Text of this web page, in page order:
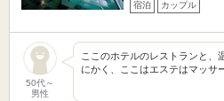
宿泊 カップル
50代～
男性
ここのホテルのレストランと、
にかく、ここはエステはマッサ